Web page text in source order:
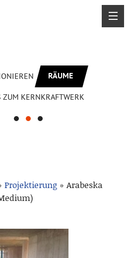
RÄUME
ZUM KERNKRAFTWERK
Projektierung » Arabeska